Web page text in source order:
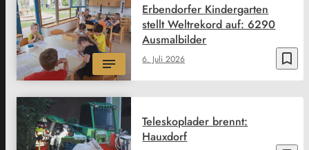
bookmark_border
6. Juli 2026
Erbendorfer Kindergarten
stellt Weltrekord auf: 6290
Ausmalbilder
Teleskoplader brennt:
Hauxdorf